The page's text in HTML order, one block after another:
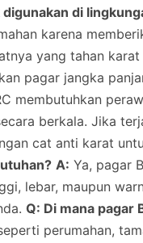
di
karena
yang tahan karat
pagar jangka
membutuhkan
berkala. Jika
cat anti karat
A: Ya, pagar
lebar, maupun
Q: Di mana pagar
perumahan,